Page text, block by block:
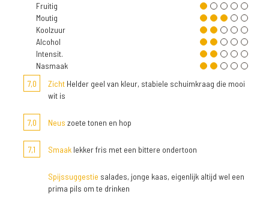
Fruitig
Moutig
Koolzuur
Alcohol
Intensit.
Nasmaak
7,0
Zicht Helder geel van kleur, stabiele schuimkraag die mooi
wit is
7,0 Neus zoete tonen en hop
7,1 Smaak lekker fris met een bittere ondertoon
Spijssuggestie salades, jonge kaas, eigenlijk altijd wel een
prima pils om te drinken